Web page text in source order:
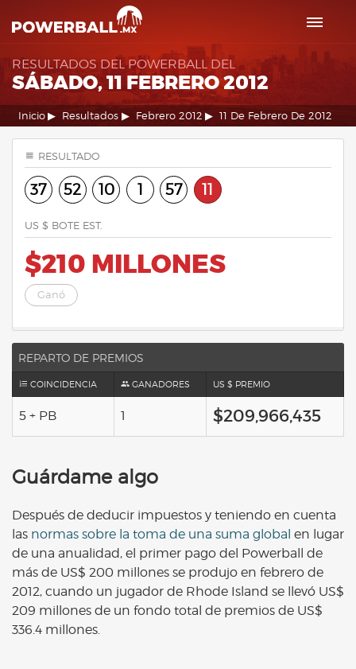
RESULTADOS DEL POWERBALL DEL
SÁBADO, 11 FEBRERO 2012
Inicio Resultados Febrero 2012 11 De Febrero De 2012
RESULTADO
37 52 10 1 57 11
US $ BOTE EST.
$210 MILLONES
Ganó
REPARTO DE PREMIOS
COINCIDENCIA GANADORES US $ PREMIO
5 + PB 1 $209,966,435
Guárdame algo
Después de deducir impuestos y teniendo en cuenta
las normas sobre la toma de una suma global en lugar
de una anualidad, el primer pago del Powerball de
más de US$ 200 millones se produjo en febrero de
2012, cuando un jugador de Rhode Island se llevó US$
209 millones de un fondo total de premios de US$
336.4 millones.